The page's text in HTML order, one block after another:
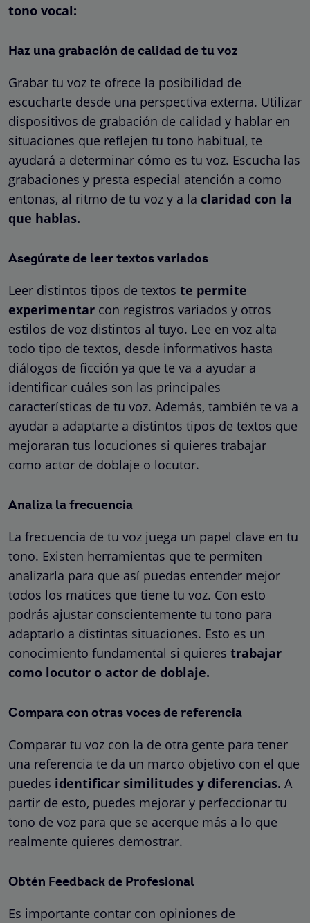
tono vocal:
Haz una grabación de calidad de tu voz
Grabar tu voz te ofrece la posibilidad de
escucharte desde una perspectiva externa. Utilizar
dispositivos de grabación de calidad y hablar en
situaciones que reflejen tu tono habitual, te
ayudará a determinar cómo es tu voz. Escucha las
grabaciones y presta especial atención a como
entonas, al ritmo de tu voz y a la claridad con la
que hablas.
Asegúrate de leer textos variados
Leer distintos tipos de textos te permite
experimentar con registros variados y otros
estilos de voz distintos al tuyo. Lee en voz alta
todo tipo de textos, desde informativos hasta
diálogos de ficción ya que te va a ayudar a
identificar cuáles son las principales
características de tu voz. Además, también te va a
ayudar a adaptarte a distintos tipos de textos que
mejoraran tus locuciones si quieres trabajar
como actor de doblaje o locutor.
Analiza la frecuencia
La frecuencia de tu voz juega un papel clave en tu
tono. Existen herramientas que te permiten
analizarla para que así puedas entender mejor
todos los matices que tiene tu voz. Con esto
podrás ajustar conscientemente tu tono para
adaptarlo a distintas situaciones. Esto es un
conocimiento fundamental si quieres trabajar
como locutor o actor de doblaje.
Compara con otras voces de referencia
Comparar tu voz con la de otra gente para tener
una referencia te da un marco objetivo con el que
puedes identificar similitudes y diferencias. A
partir de esto, puedes mejorar y perfeccionar tu
tono de voz para que se acerque más a lo que
realmente quieres demostrar.
Obtén Feedback de Profesional
Es importante contar con opiniones de